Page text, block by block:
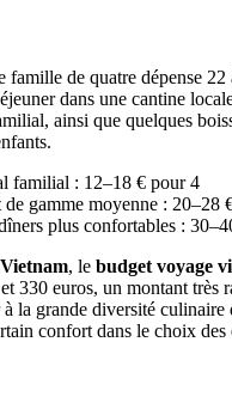
famille de quatre dépense 22
dans une cantine
ainsi que quelques
familial : 12–18 € pour 4
de gamme moyenne : 20–28
plus confortables :
, le budget voyage
330 euros, un montant très
la grande diversité culinaire
confort dans le choix des